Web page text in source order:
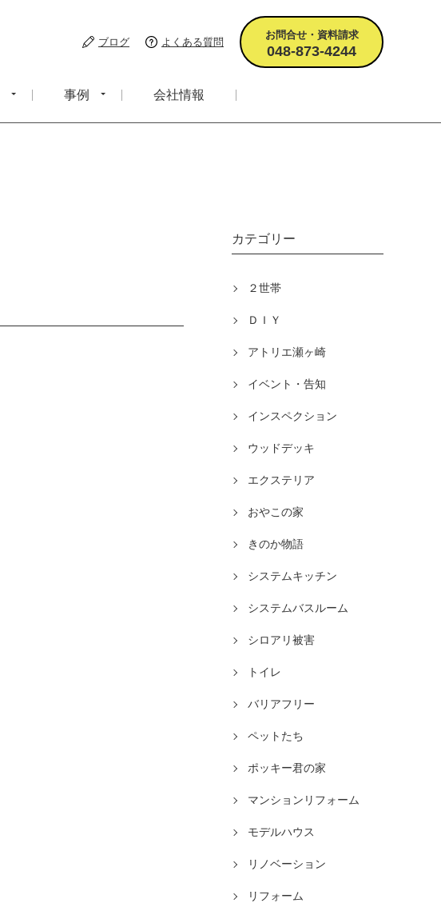
ブログ よくある質問
お問合せ・資料請求
048-873-4244
事例 会社情報
カテゴリー
２世帯
ＤＩＹ
アトリエ瀬ヶ崎
イベント・告知
インスペクション
ウッドデッキ
エクステリア
おやこの家
きのか物語
システムキッチン
システムバスルーム
シロアリ被害
トイレ
バリアフリー
ペットたち
ポッキー君の家
マンションリフォーム
モデルハウス
リノベーション
リフォーム